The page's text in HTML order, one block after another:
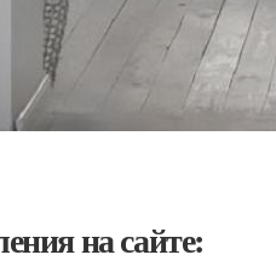
на сайте: